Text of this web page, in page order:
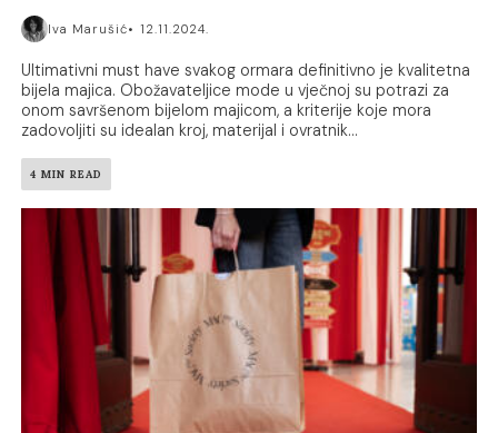
Iva Marušić 12.11.2024.
Ultimativni must have svakog ormara definitivno je kvalitetna
bijela majica. Obožavateljice mode u vječnoj su potrazi za
onom savršenom bijelom majicom, a kriterije koje mora
zadovoljiti su idealan kroj, materijal i ovratnik...
4 MIN READ